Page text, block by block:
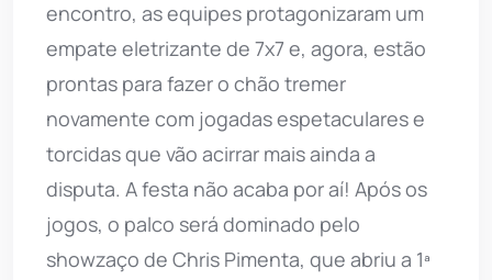
encontro, as equipes protagonizaram um
empate eletrizante de 7x7 e, agora, estão
prontas para fazer o chão tremer
novamente com jogadas espetaculares e
torcidas que vão acirrar mais ainda a
disputa. A festa não acaba por aí! Após os
jogos, o palco será dominado pelo
showzaço de Chris Pimenta, que abriu a 1ª